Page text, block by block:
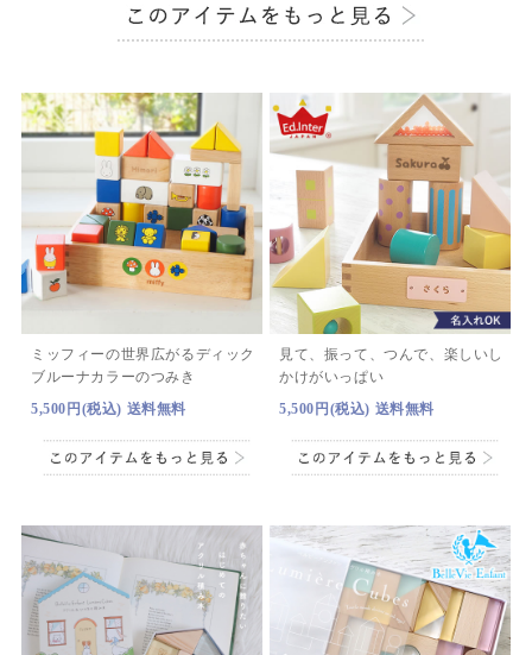
ミッフィーの世界広がるディック
ブルーナカラーのつみき
5,500円(税込) 送料無料
見て、振って、つんで、 楽しいし
かけがいっぱい
5,500円(税込) 送料無料